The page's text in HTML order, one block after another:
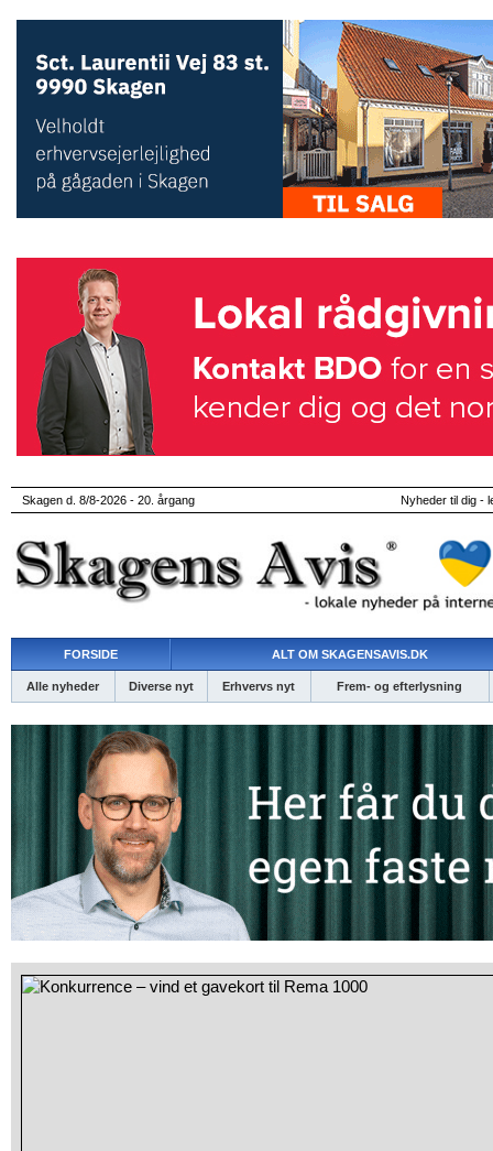
Skagen d. 8/8-2026 - 20. årgang Nyheder til dig -
FORSIDE ALT OM SKAGENSAVIS.DK
Alle nyheder Diverse nyt Erhvervs nyt Frem- og efterlysning